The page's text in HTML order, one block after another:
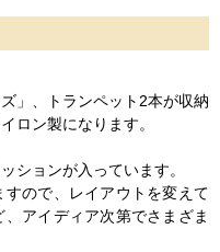
」、トランペット2本が収納
ロン製になります。
ションが入っています。
ので、レイアウトを変えて
アイディア次第でさまざま